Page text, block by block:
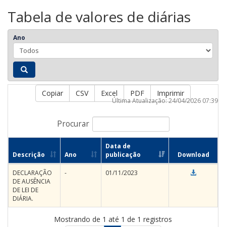
Tabela de valores de diárias
Ano
Copiar CSV Excel PDF Imprimir
Procurar
Última Atualização: 24/04/2026 07:39
Descrição Ano
Data de
publicação
Download
DECLARAÇÃO
DE AUSÊNCIA
DE LEI DE
DIÁRIA.
- 01/11/2023
Mostrando de 1 até 1 de 1 registros